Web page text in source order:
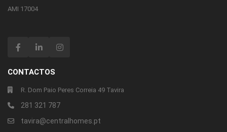
AMI 17004
CONTACTOS
R. Dom Paio Peres Correia 49 Tavira
281 321 787
tavira@centralhomes.pt